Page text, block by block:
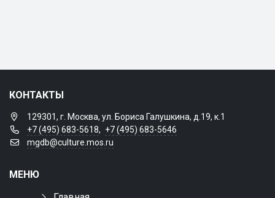
КОНТАКТЫ
129301, г. Москва, ул. Бориса Галушкина, д.19, к.1
+7 (495) 683-5618, +7 (495) 683-5646
mgdb@culture.mos.ru
МЕНЮ